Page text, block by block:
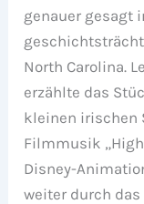
genauer gesagt
North Carolina.
erzählte das
kleinen irischen
Filmmusik
Disney-
weiter durch das